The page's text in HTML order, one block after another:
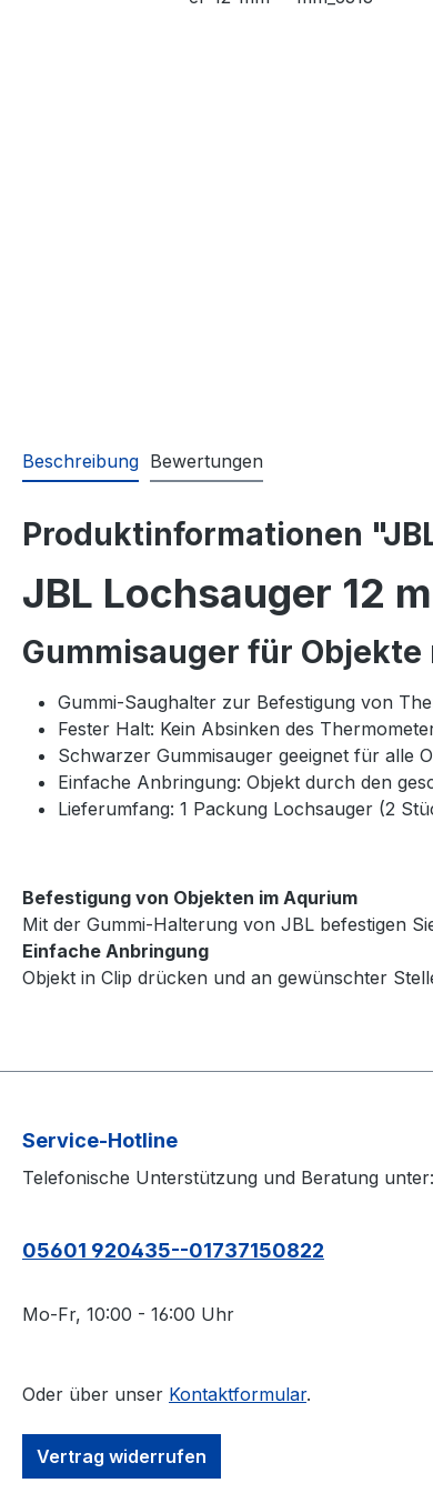
Beschreibung Bewertungen
Produktinformationen
JBL Lochsauger 12
Gummisauger für Objekte
Gummi-Saughalter zur Befestigung von
Fester Halt: Kein Absinken des
Schwarzer Gummisauger geeignet für alle
Einfache Anbringung: Objekt durch den
Lieferumfang: 1 Packung Lochsauger (2
Befestigung von Objekten im Aqurium
Mit der Gummi-Halterung von JBL befestigen
Einfache Anbringung
Objekt in Clip drücken und an gewünschter
Service-Hotline
Telefonische Unterstützung und Beratung unter:
05601 920435--01737150822
Mo-Fr, 10:00 - 16:00 Uhr
Oder über unser Kontaktformular.
Vertrag widerrufen